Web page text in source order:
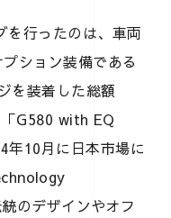
を行ったのは、車両
ション装備である
を装着した総額
G580 with EQ
10月に日本市場に
のデザインやオフ